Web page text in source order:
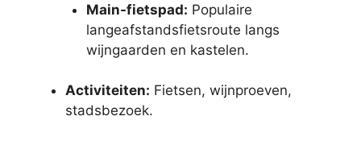
Main-fietspad: Populaire
langeafstandsfietsroute langs
wijngaarden en kastelen.
Activiteiten: Fietsen, wijnproeven,
stadsbezoek.